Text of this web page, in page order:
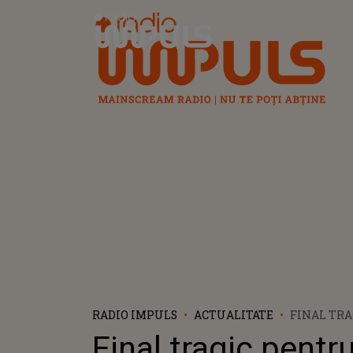
Radio Impuls
RADIO IMPULS ACTUALITATE
FINAL
FUGIT DE